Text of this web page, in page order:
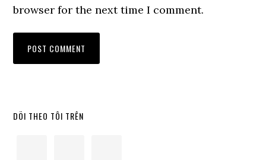
browser for the next time I comment.
Primary
DÕI THEO TÔI TRÊN